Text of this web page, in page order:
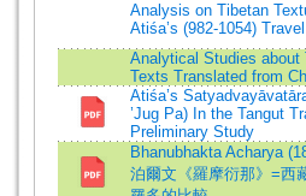
Analysis on Tibetan
Atiśa’s (982-1054)
Analytical Studies about
Texts Translated from
Atiśa’s
’Jug Pa) In the Tangut
Preliminary Study
Bhanubhakta Acharya
泊爾文《羅摩衍那》=西